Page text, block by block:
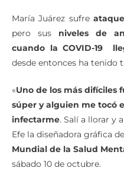
María Juárez sufre
pero sus niveles de
cuando la COVID-19
«Uno de los más difíciles
súper y alguien me tocó
infectarme. Salí a llorar y
Efe la diseñadora gráfica
Mundial de la Salud